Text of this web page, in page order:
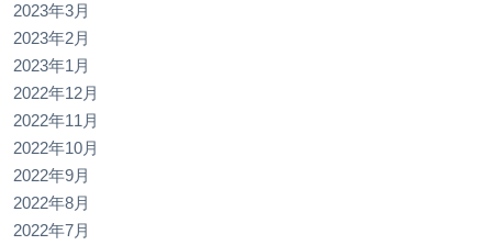
2023年3月
2023年2月
2023年1月
2022年12月
2022年11月
2022年10月
2022年9月
2022年8月
2022年7月